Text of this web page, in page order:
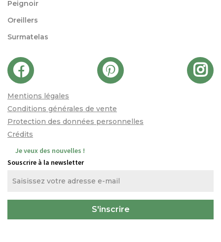
Peignoir
Oreillers
Surmatelas
Mentions légales
Conditions générales de vente
Protection des données personnelles
Crédits
Je veux des nouvelles !
Souscrire à la newsletter